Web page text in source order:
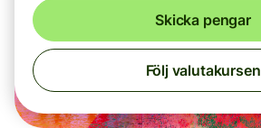
Skicka pengar
Följ valutakursen